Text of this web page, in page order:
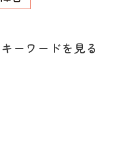
ーワードを見る